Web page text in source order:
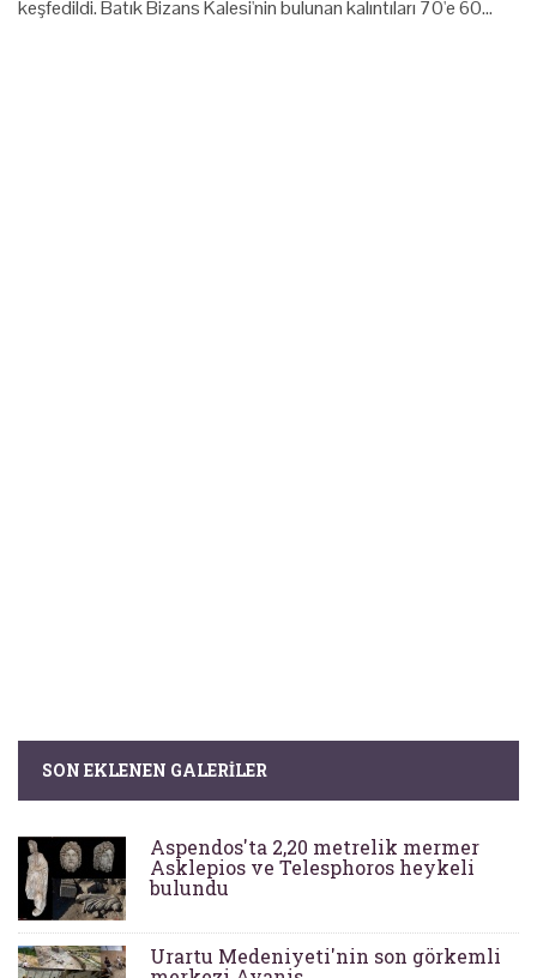
keşfedildi. Batık Bizans Kalesi'nin bulunan kalıntıları 70'e 60…
SON EKLENEN GALERILER
Aspendos'ta 2,20 metrelik mermer
Asklepios ve Telesphoros heykeli
bulundu
Urartu Medeniyeti'nin son görkemli